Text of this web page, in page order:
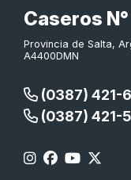
Caseros
Provincia de Salta,
A4400DMN
(0387) 421-
(0387) 421-